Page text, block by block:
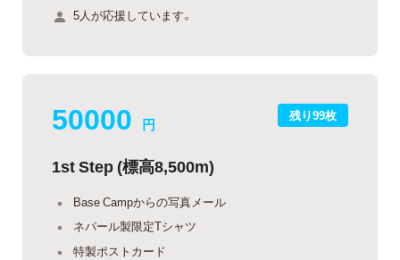
5人が応援しています。
残り99枚
50000 円
1st Step (標高8,500m)
Base Campからの写真メール
ネパール製限定Tシャツ
特製ポストカード